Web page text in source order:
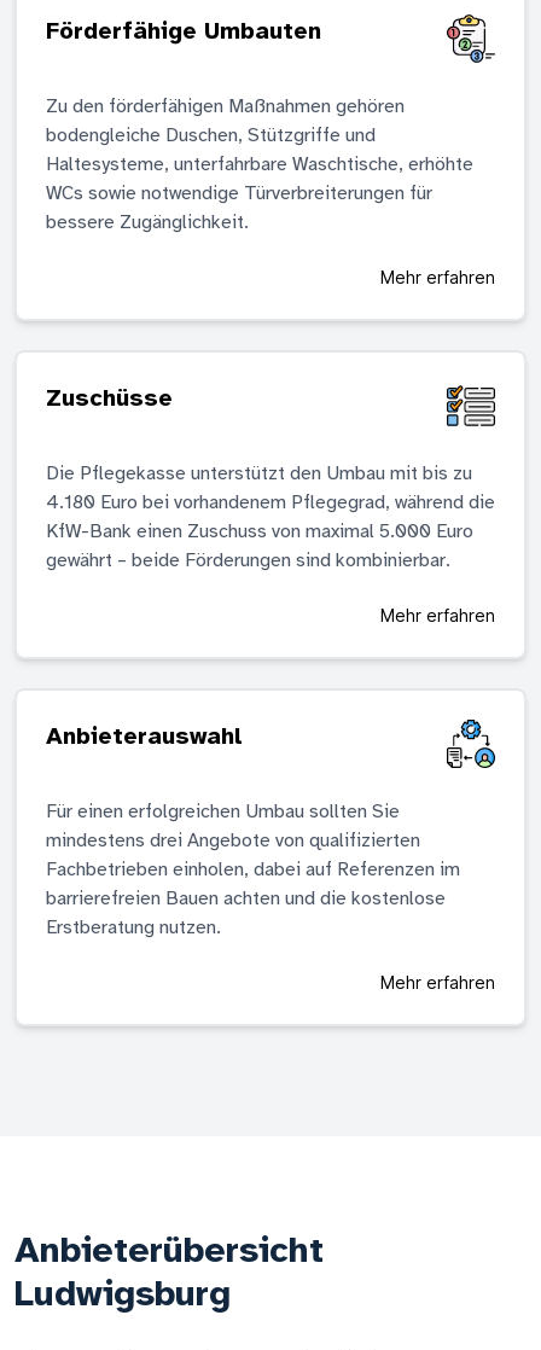
Förderfähige Umbauten
Zu den förderfähigen Maßnahmen gehören
bodengleiche Duschen, Stützgriffe und
Haltesysteme, unterfahrbare Waschtische, erhöhte
WCs sowie notwendige Türverbreiterungen für
bessere Zugänglichkeit.
Mehr erfahren
Zuschüsse
Die Pflegekasse unterstützt den Umbau mit bis zu
4.180 Euro bei vorhandenem Pflegegrad, während die
KfW-Bank einen Zuschuss von maximal 5.000 Euro
gewährt – beide Förderungen sind kombinierbar.
Mehr erfahren
Anbieterauswahl
Für einen erfolgreichen Umbau sollten Sie
mindestens drei Angebote von qualifizierten
Fachbetrieben einholen, dabei auf Referenzen im
barrierefreien Bauen achten und die kostenlose
Erstberatung nutzen.
Mehr erfahren
Anbieterübersicht
Ludwigsburg